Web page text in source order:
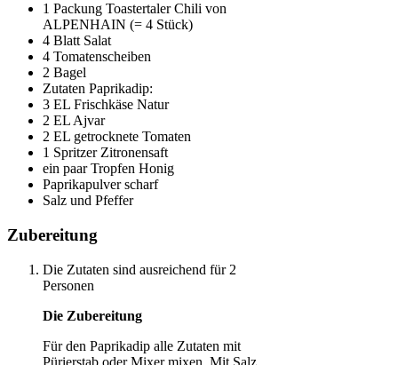
1 Packung Toastertaler Chili von
ALPENHAIN (= 4 Stück)
4 Blatt Salat
4 Tomatenscheiben
2 Bagel
Zutaten Paprikadip:
3 EL Frischkäse Natur
2 EL Ajvar
2 EL getrocknete Tomaten
1 Spritzer Zitronensaft
ein paar Tropfen Honig
Paprikapulver scharf
Salz und Pfeffer
Zubereitung
Die Zutaten sind ausreichend für 2
Personen
Die Zubereitung
Für den Paprikadip alle Zutaten mit
Pürierstab oder Mixer mixen. Mit Salz